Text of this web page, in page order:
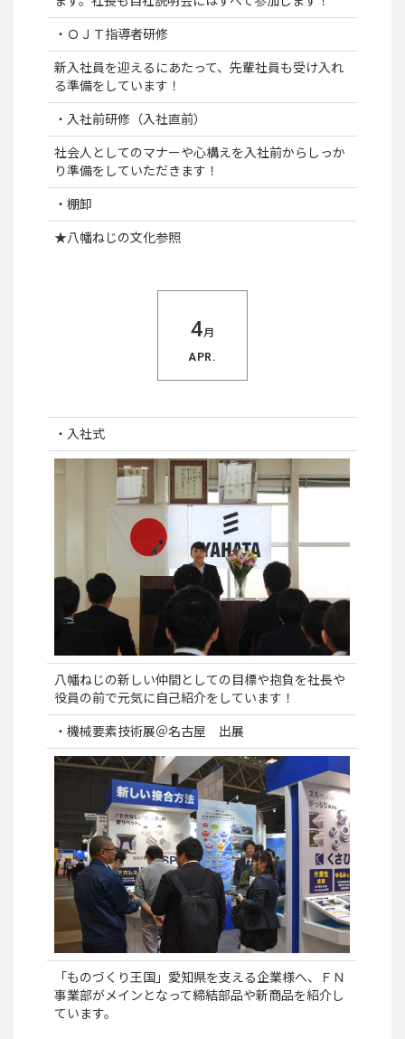
・ＯＪＴ指導者研修
新入社員を迎えるにあたって、先輩社員も受け入れ
る準備をしています！
・入社前研修（入社直前）
社会人としてのマナーや心構えを入社前からしっか
り準備をしていただきます！
・棚卸
★八幡ねじの文化参照
4月
APR.
・入社式
八幡ねじの新しい仲間としての目標や抱負を社長や
役員の前で元気に自己紹介をしています！
・機械要素技術展＠名古屋 出展
「ものづくり王国」愛知県を支える企業様へ、ＦＮ
事業部がメインとなって締結部品や新商品を紹介し
ています。